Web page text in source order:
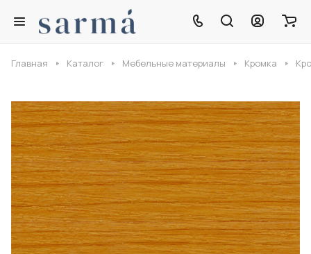
Главная Каталог Мебельные материалы Кромка